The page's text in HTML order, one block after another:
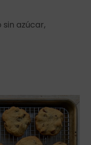
azúcar,